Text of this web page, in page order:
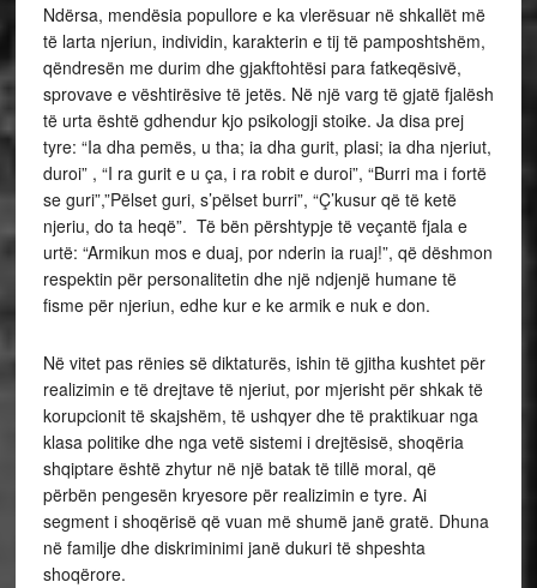
Ndërsa, mendësia popullore e ka vlerësuar në shkallët më
të larta njeriun, individin, karakterin e tij të pamposhtshëm,
qëndresën me durim dhe gjakftohtësi para fatkeqësivë,
sprovave e vështirësive të jetës. Në një varg të gjatë fjalësh
të urta është gdhendur kjo psikologji stoike. Ja disa prej
tyre: “Ia dha pemës, u tha; ia dha gurit, plasi; ia dha njeriut,
duroi” , “I ra gurit e u ça, i ra robit e duroi”, “Burri ma i fortë
se guri”,”Pëlset guri, s’pëlset burri”, “Ç’kusur që të ketë
njeriu, do ta heqë”. Të bën përshtypje të veçantë fjala e
urtë: “Armikun mos e duaj, por nderin ia ruaj!”, që dëshmon
respektin për personalitetin dhe një ndjenjë humane të
fisme për njeriun, edhe kur e ke armik e nuk e don.
Në vitet pas rënies së diktaturës, ishin të gjitha kushtet për
realizimin e të drejtave të njeriut, por mjerisht për shkak të
korupcionit të skajshëm, të ushqyer dhe të praktikuar nga
klasa politike dhe nga vetë sistemi i drejtësisë, shoqëria
shqiptare është zhytur në një batak të tillë moral, që
përbën pengesën kryesore për realizimin e tyre. Ai
segment i shoqërisë që vuan më shumë janë gratë. Dhuna
në familje dhe diskriminimi janë dukuri të shpeshta
shoqërore.